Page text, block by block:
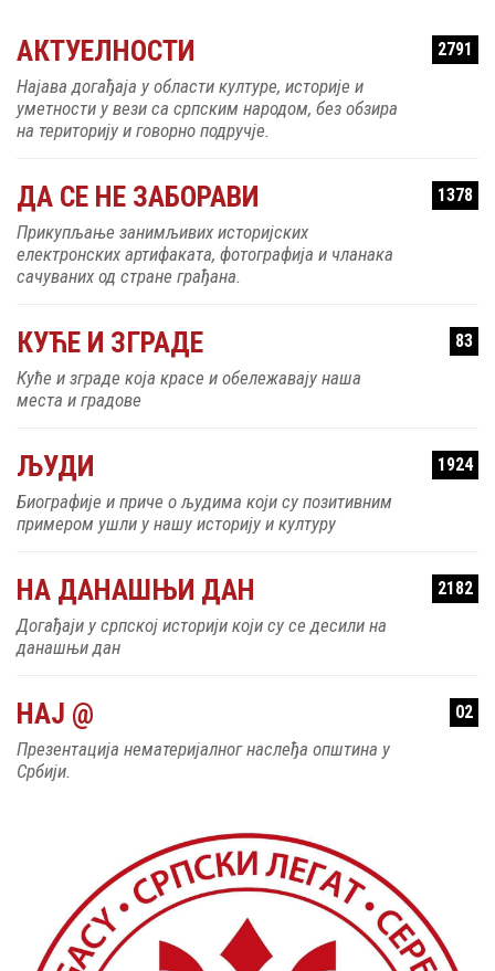
АКТУЕЛНОСТИ 2791
Најава догађаја у области културе, историје и
уметности у вези са српским народом, без обзира
на територију и говорно подручје.
ДА СЕ НЕ ЗАБОРАВИ 1378
Прикупљање занимљивих историјских
електронских артифаката, фотографија и чланака
сачуваних од стране грађана.
КУЋЕ И ЗГРАДЕ 83
Куће и зграде која красе и обележавају наша
места и градове
ЉУДИ 1924
Биографије и приче о људима који су позитивним
примером ушли у нашу историју и културу
НА ДАНАШЊИ ДАН 2182
Догађаји у српској историји који су се десили на
данашњи дан
НАЈ @ 02
Презентација нематеријалног наслеђа општина у
Србији.